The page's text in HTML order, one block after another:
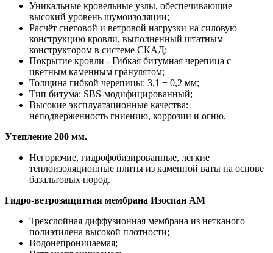
Уникальные кровельные узлы, обеспечивающие
высокий уровень шумоизоляции;
Расчёт снеговой и ветровой нагрузки на силовую
конструкцию кровли, выполненный штатным
конструктором в системе СКАД;
Покрытие кровли - Гибкая битумная черепица с
цветным каменным гранулятом;
Толщина гибкой черепицы: 3,1 ± 0,2 мм;
Тип битума: SBS-модифицированный;
Высокие эксплуатационные качества:
неподверженность гниению, коррозии и огню.
Утепление 200 мм.
Негорючие, гидрофобизированные, легкие
теплоизоляционные плиты из каменной ваты на основе
базальтовых пород.
Гидро-ветрозащитная мембрана Изоспан АМ
Трехслойная диффузионная мембрана из нетканого
полиэтилена высокой плотности;
Водонепроницаемая;